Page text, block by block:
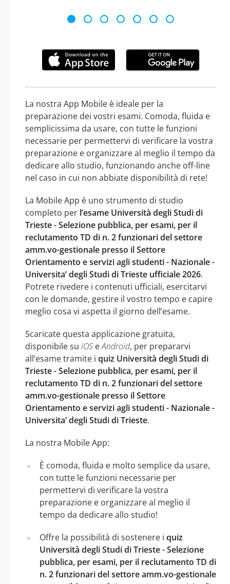
La nostra App Mobile è ideale per la
preparazione dei vostri esami. Comoda, fluida e
semplicissima da usare, con tutte le funzioni
necessarie per permettervi di verificare la vostra
preparazione e organizzare al meglio il tempo da
dedicare allo studio, funzionando anche off-line
nel caso in cui non abbiate disponibilità di rete!
La Mobile App è uno strumento di studio
completo per l’esame Università degli Studi di
Trieste - Selezione pubblica, per esami, per il
reclutamento TD di n. 2 funzionari del settore
amm.vo-gestionale presso il Settore
Orientamento e servizi agli studenti - Nazionale -
Universita’ degli Studi di Trieste ufficiale 2026.
Potrete rivedere i contenuti ufficiali, esercitarvi
con le domande, gestire il vostro tempo e capire
meglio cosa vi aspetta il giorno dell’esame.
Scaricate questa applicazione gratuita,
disponibile su iOS eAndroid, per prepararvi
all’esame tramite i quiz Università degli Studi di
Trieste - Selezione pubblica, per esami, per il
reclutamento TD di n. 2 funzionari del settore
amm.vo-gestionale presso il Settore
Orientamento e servizi agli studenti - Nazionale -
Universita’ degli Studi di Trieste.
La nostra Mobile App:
È comoda, fluida e molto semplice da usare,
con tutte le funzioni necessarie per
permettervi di verificare la vostra
preparazione e organizzare al meglio il
tempo da dedicare allo studio!
Offre la possibilità di sostenere i quiz
Università degli Studi di Trieste - Selezione
pubblica, per esami, per il reclutamento TD di
n. 2 funzionari del settore amm.vo-gestionale